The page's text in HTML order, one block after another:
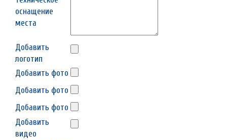
оснащение
места
Добавить
логотип
Добавить фото
Добавить фото
Добавить фото
Добавить
видео